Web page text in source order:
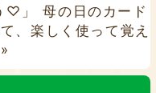
♡」 母の日のカード
、楽しく使って覚え
»